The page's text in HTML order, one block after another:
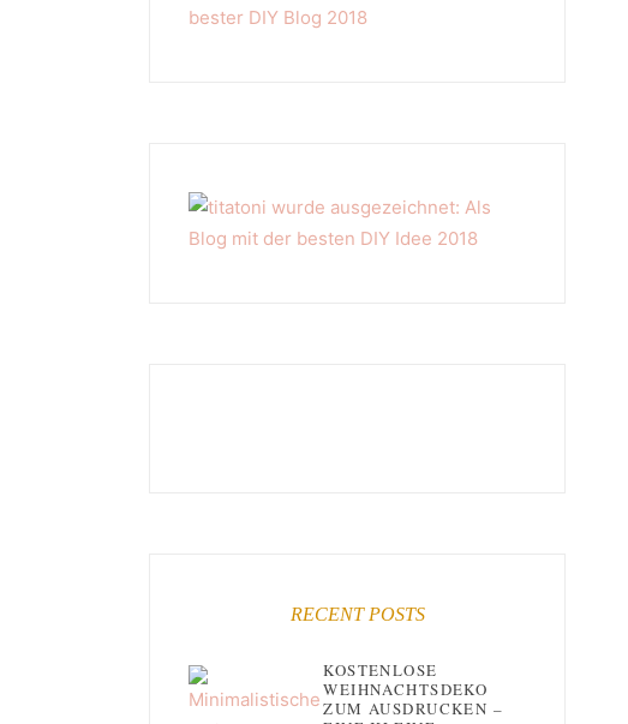
RECENT POSTS
KOSTENLOSE
WEIHNACHTSDEKO
ZUM AUSDRUCKEN –